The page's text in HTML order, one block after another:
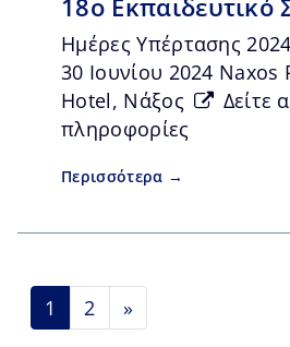
18o Εκπαιδευτικό
Ημέρες Υπέρτασης
30 Ιουνίου 2024 Naxos
Hotel, Νάξος
Δείτε
πληροφορίες
Περισσότερα →
1 2 »